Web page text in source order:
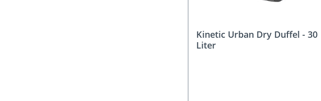
Kinetic Urban Dry Duffel - 30
Liter